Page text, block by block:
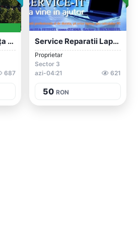
Vând 2 Camere Piața Unirii, București
687
Service Reparatii Laptop PC Console PS4...
Proprietar
Sector 3
azi-04:21
621
50 RON